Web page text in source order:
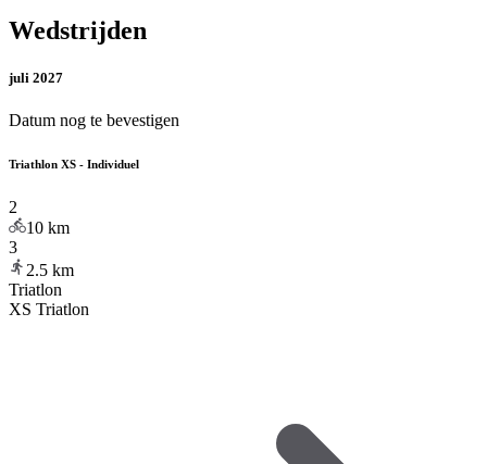
Wedstrijden
juli 2027
Datum nog te bevestigen
Triathlon XS - Individuel
2
10 km
3
2.5 km
Triatlon
XS Triatlon